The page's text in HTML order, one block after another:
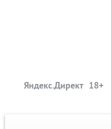
Яндекс.Директ